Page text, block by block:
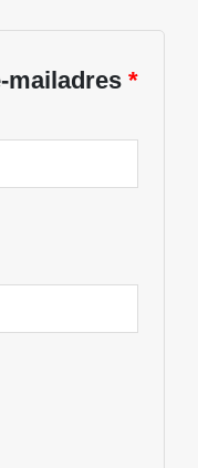
mailadres *